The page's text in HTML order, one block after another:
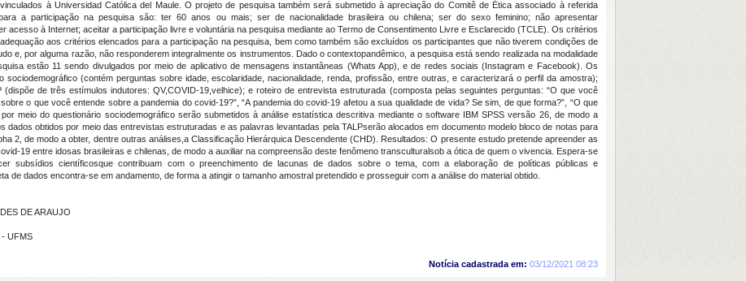
à Universidad Católica del Maule. O projeto de pesquisa também será submetido à apreciação do Comitê de Ética associado à referida
a participação na pesquisa são: ter 60 anos ou mais; ser de nacionalidade brasileira ou chilena; ser do sexo feminino; não apresentar
acesso à Internet; aceitar a participação livre e voluntária na pesquisa mediante ao Termo de Consentimento Livre e Esclarecido (TCLE). Os critérios
aos critérios elencados para a participação na pesquisa, bem como também são excluídos os participantes que não tiverem condições de
e, por alguma razão, não responderem integralmente os instrumentos. Dado o contextopandêmico, a pesquisa está sendo realizada na modalidade
estão 11 sendo divulgados por meio de aplicativo de mensagens instantâneas (Whats App), e de redes sociais (Instagram e Facebook). Os
sociodemográfico (contém perguntas sobre idade, escolaridade, nacionalidade, renda, profissão, entre outras, e caracterizará o perfil da amostra);
de três estímulos indutores: QV,COVID-19,velhice); e roteiro de entrevista estruturada (composta pelas seguintes perguntas: “O que você
o que você entende sobre a pandemia do covid-19?”, “A pandemia do covid-19 afetou a sua qualidade de vida? Se sim, de que forma?”, “O que
meio do questionário sociodemográfico serão submetidos à análise estatística descritiva mediante o software IBM SPSS versão 26, de modo a
dados obtidos por meio das entrevistas estruturadas e as palavras levantadas pela TALPserão alocados em documento modelo bloco de notas para
2, de modo a obter, dentre outras análises,a Classificação Hierárquica Descendente (CHD). Resultados: O presente estudo pretende apreender as
19 entre idosas brasileiras e chilenas, de modo a auxiliar na compreensão deste fenômeno transculturalsob a ótica de quem o vivencia. Espera-se
subsídios científicosque contribuam com o preenchimento de lacunas de dados sobre o tema, com a elaboração de políticas públicas e
de dados encontra-se em andamento, de forma a atingir o tamanho amostral pretendido e prosseguir com a análise do material obtido.
DE ARAUJO
- UFMS
Notícia cadastrada em: 03/12/2021 08:23